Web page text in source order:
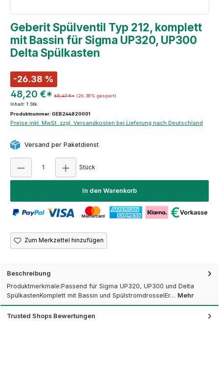
Geberit Spülventil Typ 212, komplett
mit Bassin für Sigma UP320, UP300
Delta Spülkasten
-26.38 %
48,20 €* 65,47 €* (26.38% gespart)
Inhalt: 1 Stk.
Produktnummer: GEB244820001
Preise inkl. MwSt. zzgl. Versandkosten bei Lieferung nach Deutschland
Versand per Paketdienst
Stück
In den Warenkorb
Zum Merkzettel hinzufügen
Beschreibung
Produktmerkmale:Passend für Sigma UP320, UP300 und Delta
SpülkastenKomplett mit Bassin und SpülstromdrosselEr… Mehr
Trusted Shops Bewertungen